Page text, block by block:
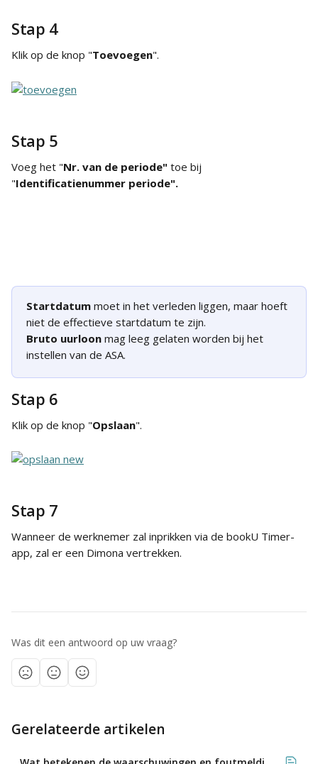
Stap 4
Klik op de knop "Toevoegen".
Stap 5
Voeg het "Nr. van de periode" toe bij
"Identificatienummer periode".
Startdatum moet in het verleden liggen, maar hoeft
niet de effectieve startdatum te zijn.
Bruto uurloon mag leeg gelaten worden bij het
instellen van de ASA.
Stap 6
Klik op de knop "Opslaan".
Stap 7
Wanneer de werknemer zal inprikken via de bookU Timer-
app, zal er een Dimona vertrekken.
Was dit een antwoord op uw vraag?
Gerelateerde artikelen